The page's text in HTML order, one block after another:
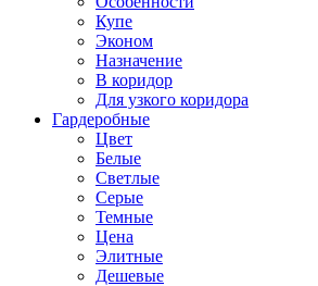
Купе
Эконом
Назначение
В коридор
Для узкого коридора
Гардеробные
Цвет
Белые
Светлые
Серые
Темные
Цена
Элитные
Дешевые